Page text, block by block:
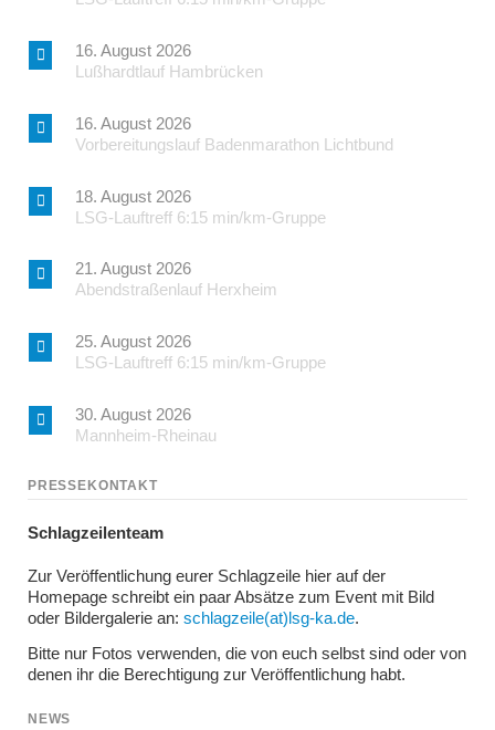
16. August 2026
Lußhardtlauf Hambrücken
16. August 2026
Vorbereitungslauf Badenmarathon Lichtbund
18. August 2026
LSG-Lauftreff 6:15 min/km-Gruppe
21. August 2026
Abendstraßenlauf Herxheim
25. August 2026
LSG-Lauftreff 6:15 min/km-Gruppe
30. August 2026
Mannheim-Rheinau
PRESSEKONTAKT
Schlagzeilenteam
Zur Veröffentlichung eurer Schlagzeile hier auf der
Homepage schreibt ein paar Absätze zum Event mit Bild
oder Bildergalerie an: schlagzeile(at)lsg-ka.de.
Bitte nur Fotos verwenden, die von euch selbst sind oder von
denen ihr die Berechtigung zur Veröffentlichung habt.
NEWS